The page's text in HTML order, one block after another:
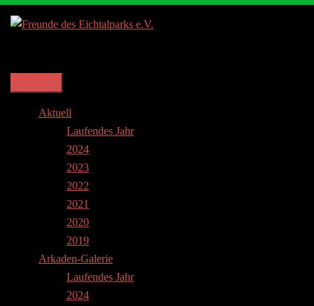
Aktuell
Laufendes Jahr
2024
2023
2022
2021
2020
2019
Arkaden-Galerie
Laufendes Jahr
2024